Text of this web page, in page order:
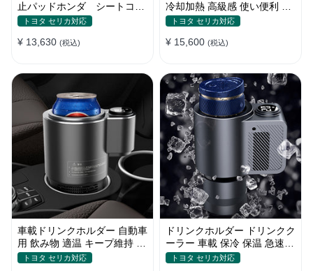
止パッドホンダ シートコン
ソール 隙間 クッション
トヨタ セリカ対応
¥ 13,630 (税込)
冷却加熱 高級感 使い便利 静
音 収納 飲み物
トヨタ セリカ対応
¥ 15,600 (税込)
車載ドリンクホルダー 自動車
用 飲み物 適温 キープ維持 保
温冷機能付き
トヨタ セリカ対応
ドリンクホルダー ドリンクク
ーラー 車載 保冷 保温 急速冷
却 缶対応
トヨタ セリカ対応